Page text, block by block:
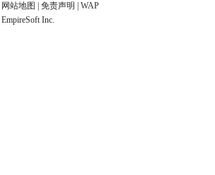
网站地图 免责声明
WAP
EmpireSoft Inc.